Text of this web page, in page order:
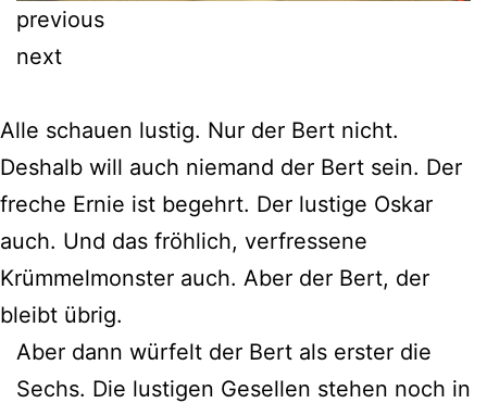
previous
next
Alle schauen lustig. Nur der Bert nicht.
Deshalb will auch niemand der Bert sein. Der
freche Ernie ist begehrt. Der lustige Oskar
auch. Und das fröhlich, verfressene
Krümmelmonster auch. Aber der Bert, der
bleibt übrig.
Aber dann würfelt der Bert als erster die
Sechs. Die lustigen Gesellen stehen noch in